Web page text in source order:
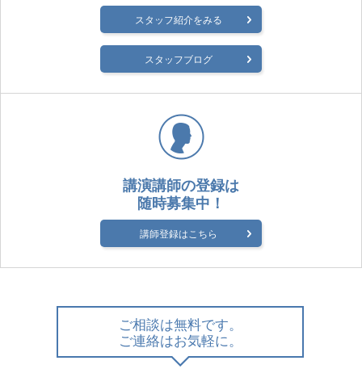
スタッフ紹介をみる
スタッフブログ
講演講師の登録は
随時募集中！
講師登録はこちら
ご相談は無料です。
ご連絡はお気軽に。